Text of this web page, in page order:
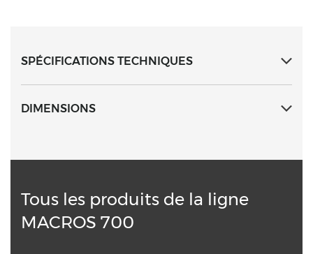
SPÉCIFICATIONS TECHNIQUES
DIMENSIONS
Tous les produits de la ligne
MACROS 700